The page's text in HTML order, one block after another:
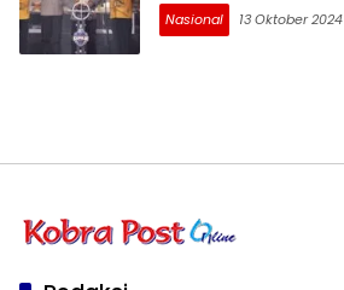
Nasional 13 Oktober 2024